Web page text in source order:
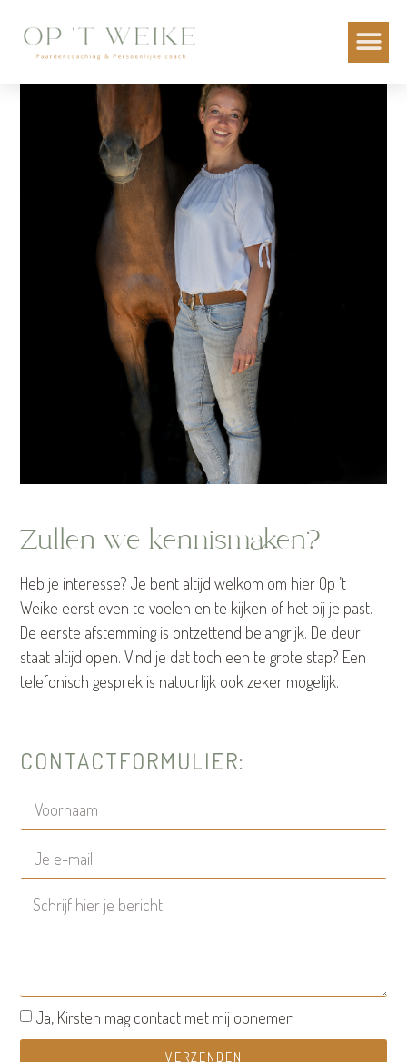
Zullen we kennismaken?
Heb je interesse? Je bent altijd welkom om hier Op ’t
Weike eerst even te voelen en te kijken of het bij je past.
De eerste afstemming is ontzettend belangrijk. De deur
staat altijd open. Vind je dat toch een te grote stap? Een
telefonisch gesprek is natuurlijk ook zeker mogelijk.
CONTACTFORMULIER:
Ja, Kirsten mag contact met mij opnemen
VERZENDEN